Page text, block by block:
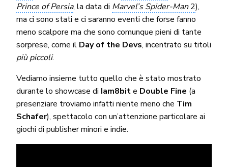
Prince of Persia, la data di Marvel’s Spider-Man2),
ma ci sono stati e ci saranno eventi che forse fanno
meno scalpore ma che sono comunque pieni di tante
sorprese, come il Day of the Devs, incentrato su titoli
più piccoli.
Vediamo insieme tutto quello che è stato mostrato
durante lo showcase di Iam8bite Double Fine (a
presenziare troviamo infatti niente meno che Tim
Schafer), spettacolo con un’attenzione particolare ai
giochi di publisher minori e indie.